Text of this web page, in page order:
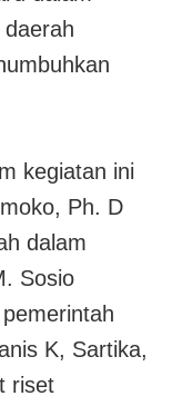
kegiatan ini
Ph. D
dalam
Sosio
K, Sartika,
riset